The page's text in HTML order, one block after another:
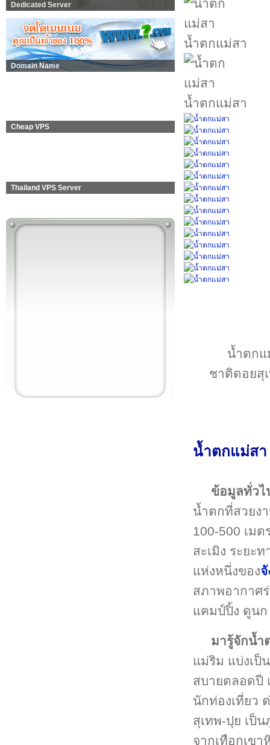
Dedicated Server
Domain Name
Cheap VPS
Thailand VPS Server
น้ำตกแม่สา
น้ำตกแม่สา
น้ำตกแ
ชาติดอยสุ
น้ำตกแม่สา
ข้อมูลทั่วไ
น้ำตกที่สวยง
100-500 เม
สะเมิง ระยะ
แห่งหนึ่งของ
สภาพอากาศ
แคมป์ปิ้ง ดูนก
มารู้จักน้ำ
แม่ริม แบ่งเป็
สบายตลอดปี
นักท่องเที่ยว
สุเทพ-ปุย เป็
จากเทือกเข